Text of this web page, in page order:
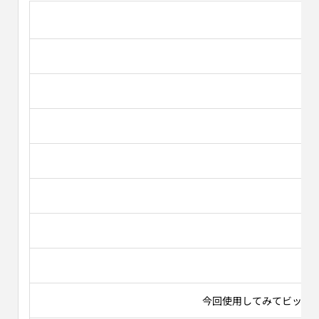
今回使用してみてビック